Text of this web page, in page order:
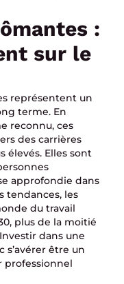
:
sur le
représentent un
terme. En
reconnu, ces
des carrières
élevés. Elles sont
approfondie dans
tendances, les
du travail
plus de la moitié
dans une
être un
professionnel